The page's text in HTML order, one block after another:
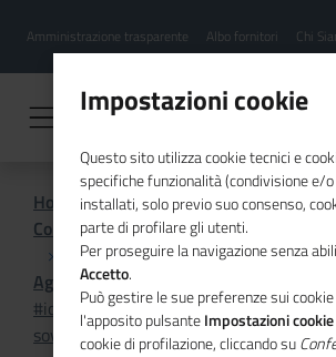
contenuto
Menu
hamburgher
Amministrazione trasparente Albo fornitori Chi
Home
Comunicazione istituzionale per il
Agenda
#iopensopositivo, ottavo live show su "Il
sovraindebitamento: conoscere per
Impostazioni cookie
Questo sito utilizza cookie tecnici e
specifiche funzionalità (condivisione e/
installati, solo previo suo consenso,
parte di profilare gli utenti.
Per proseguire la navigazione senza
Accetto.
Può gestire le sue preferenze sui
l'apposito pulsanteImpostazioni cookie
cookie di profilazione, cliccando su